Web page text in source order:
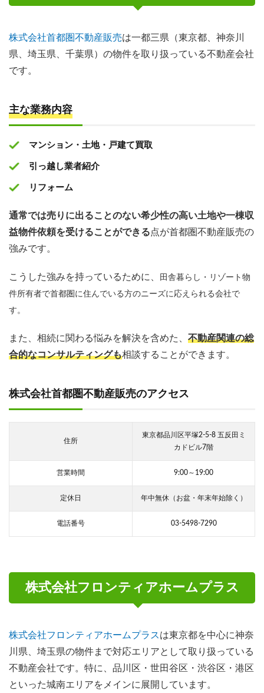
株式会社首都圏不動産販売は一都三県（東京都、神奈川
県、埼玉県、千葉県）の物件を取り扱っている不動産会社
です。
主な業務内容
マンション・土地・戸建て買取
引っ越し業者紹介
リフォーム
通常では売りに出ることのない希少性の高い土地や一棟収
益物件依頼を受けることができる点が首都圏不動産販売の
強みです。
こうした強みを持っているために、
田舎暮らし・リゾート物
件所有者で首都圏に住んでいる方のニーズに応えられる会社で
す。
また、相続に関わる悩みを解決を含めた、 不動産関連の総
合的なコンサルティングも相談することができます。
株式会社首都圏不動産販売のアクセス
住所
東京都品川区平塚2-5-8 五反田ミ
カドビル7階
営業時間 9:00～19:00
定休日 年中無休（お盆・年末年始除く）
電話番号 03-5498-7290
株式会社フロンティアホームプラス
株式会社フロンティアホームプラスは東京都を中心に神奈
川県、埼玉県の物件まで対応エリアとして取り扱っている
不動産会社です。特に、品川区・世田谷区・渋谷区・港区
といった城南エリアをメインに展開しています。